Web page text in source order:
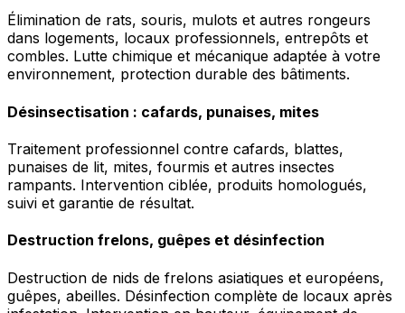
Élimination de rats, souris, mulots et autres rongeurs
dans logements, locaux professionnels, entrepôts et
combles. Lutte chimique et mécanique adaptée à votre
environnement, protection durable des bâtiments.
Désinsectisation : cafards, punaises, mites
Traitement professionnel contre cafards, blattes,
punaises de lit, mites, fourmis et autres insectes
rampants. Intervention ciblée, produits homologués,
suivi et garantie de résultat.
Destruction frelons, guêpes et désinfection
Destruction de nids de frelons asiatiques et européens,
guêpes, abeilles. Désinfection complète de locaux après